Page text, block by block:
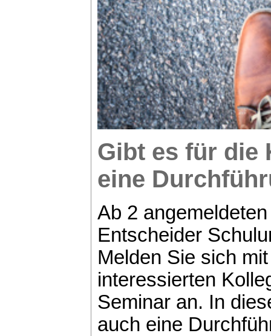
Gibt es für die
eine
Ab 2
Entscheider
Melden Sie sich
interessierten
Seminar an. In
auch eine